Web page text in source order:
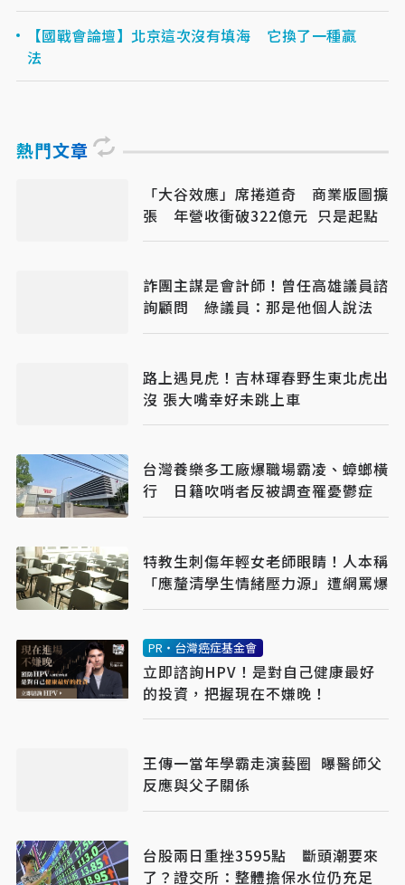
【國戰會論壇】北京這次沒有填海 它換了一種贏
法
熱門文章
「大谷效應」席捲道奇 商業版圖擴
張 年營收衝破322億元 只是起點
詐團主謀是會計師！曾任高雄議員諮
詢顧問 綠議員：那是他個人說法
路上遇見虎！吉林琿春野生東北虎出
沒 張大嘴幸好未跳上車
台灣養樂多工廠爆職場霸凌、蟑螂橫
行 日籍吹哨者反被調查罹憂鬱症
特教生刺傷年輕女老師眼睛！人本稱
「應釐清學生情緒壓力源」遭網罵爆
PR・台灣癌症基金會
立即諮詢HPV！是對自己健康最好
的投資，把握現在不嫌晚！
王傳一當年學霸走演藝圈 曝醫師父
反應與父子關係
台股兩日重挫3595點 斷頭潮要來
了？證交所：整體擔保水位仍充足